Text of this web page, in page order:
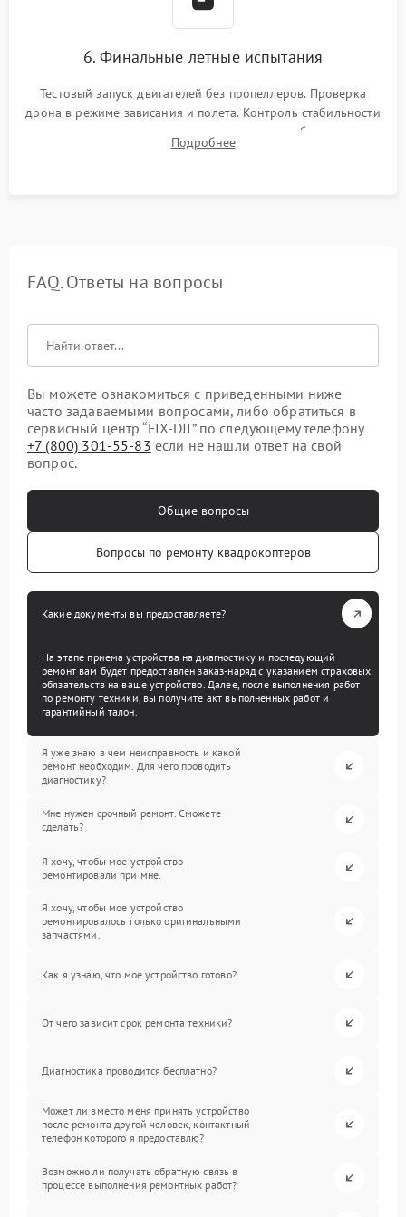
6. Финальные летные испытания
Тестовый запуск двигателей без пропеллеров. Проверка
дрона в режиме зависания и полета. Контроль стабильности
удержания точки, качества передачи видео, работы системы
возврата домой (RTH) и дальности радиосвязи.
Подробнее
FAQ. Ответы на вопросы
Вы можете ознакомиться с приведенными ниже
часто задаваемыми вопросами, либо обратиться в
сервисный центр “FIX-DJI” по следующему телефону
+7 (800) 301-55-83 если не нашли ответ на свой
вопрос.
Общие вопросы
Вопросы по ремонту квадрокоптеров
Какие документы вы предоставляете?
На этапе приема устройства на диагностику и последующий
ремонт вам будет предоставлен заказ-наряд с указанием страховых
обязательств на ваше устройство. Далее, после выполнения работ
по ремонту техники, вы получите акт выполненных работ и
гарантийный талон.
Я уже знаю в чем неисправность и какой
ремонт необходим. Для чего проводить
диагностику?
Мне нужен срочный ремонт. Сможете
сделать?
Я хочу, чтобы мое устройство
ремонтировали при мне.
Я хочу, чтобы мое устройство
ремонтировалось только оригинальными
запчастями.
Как я узнаю, что мое устройство готово?
От чего зависит срок ремонта техники?
Диагностика проводится бесплатно?
Может ли вместо меня принять устройство
после ремонта другой человек, контактный
телефон которого я предоставлю?
Возможно ли получать обратную связь в
процессе выполнения ремонтных работ?